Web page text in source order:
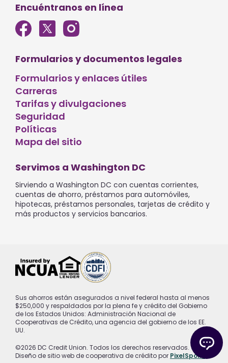
Encuéntranos en línea
Formularios y documentos legales
Formularios y enlaces útiles
Carreras
Tarifas y divulgaciones
Seguridad
Políticas
Mapa del sitio
Servimos a Washington DC
Sirviendo a Washington DC con cuentas corrientes,
cuentas de ahorro, préstamos para automóviles,
hipotecas, préstamos personales, tarjetas de crédito y
más productos y servicios bancarios.
Sus ahorros están asegurados a nivel federal hasta al menos
$250,000 y respaldados por la plena fe y crédito del Gobierno
de los Estados Unidos: Administración Nacional de
Cooperativas de Crédito, una agencia del gobierno de los EE.
UU.
©2026 DC Credit Union. Todos los derechos reservados.
Diseño de sitio web de cooperativa de crédito por PixelSpoke